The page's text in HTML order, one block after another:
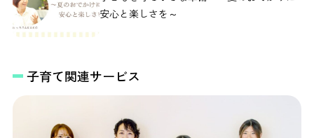
安心と楽しさを～
子育て関連サービス